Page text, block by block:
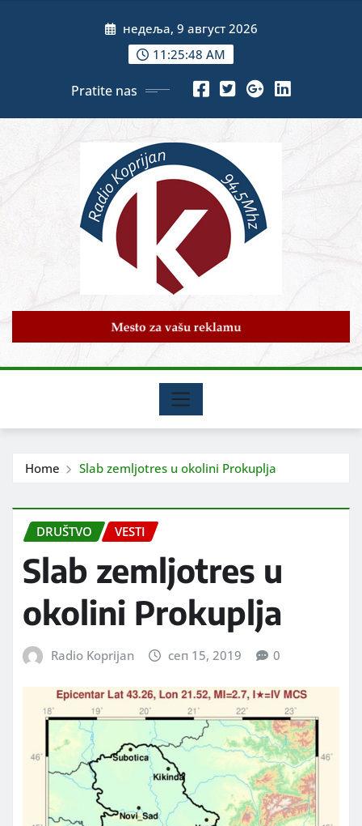
недеља, 9 август 2026
11:25:50 AM
Pratite nas
Home Slab zemljotres u okolini Prokuplja
DRUŠTVO VESTI
Slab zemljotres u
okolini Prokuplja
Radio Koprijan сеп 15, 2019 0